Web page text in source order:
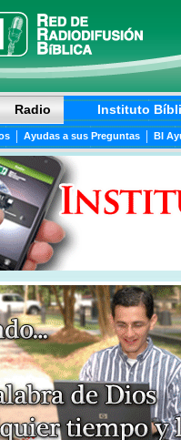
Radio Instituto
| Ayudas a sus Preguntas | BI